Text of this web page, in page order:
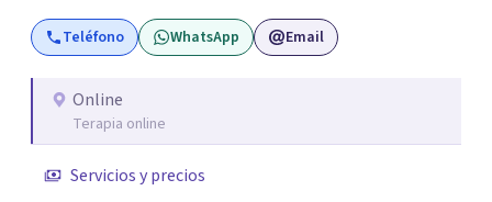
comprensión emocional, el fortalecimiento de
habilidades de afrontamiento y la mejora del bienestar
Teléfono WhatsApp Email
Online
Terapia online
Servicios y precios